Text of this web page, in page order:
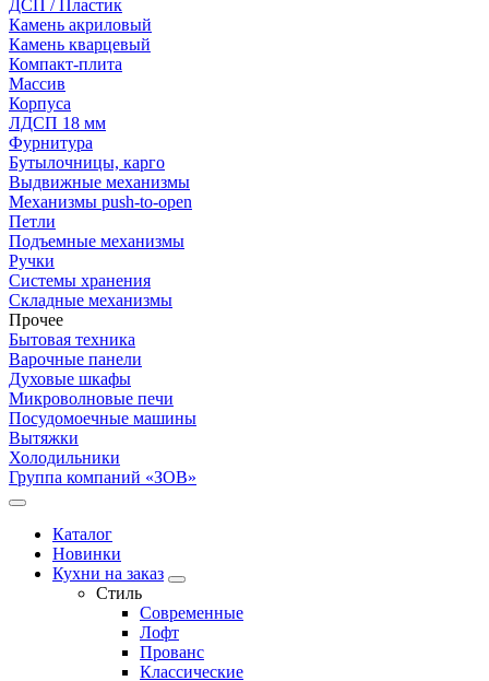
ДСП / Пластик
Камень акриловый
Камень кварцевый
Компакт-плита
Массив
Корпуса
ЛДСП 18 мм
Фурнитура
Бутылочницы, карго
Выдвижные механизмы
Механизмы push-to-open
Петли
Подъемные механизмы
Ручки
Системы хранения
Складные механизмы
Прочее
Бытовая техника
Варочные панели
Духовые шкафы
Микроволновые печи
Посудомоечные машины
Вытяжки
Холодильники
Группа компаний «ЗОВ»
Каталог
Новинки
Кухни на заказ
Стиль
Современные
Лофт
Прованс
Классические